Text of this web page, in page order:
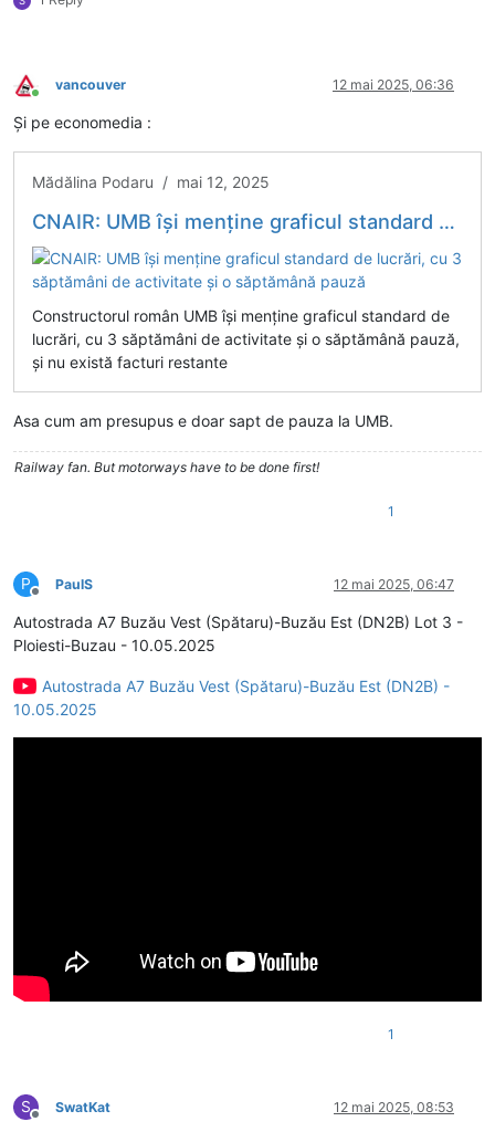
Conectat
vancouver 12 mai 2025, 06:36
Și pe economedia :
Mădălina Podaru / mai 12, 2025
CNAIR: UMB își menține graficul standard de lucrări, cu 3 săptămâni de activitate și o săptămână pauză
Constructorul român UMB își menține graficul standard de
lucrări, cu 3 săptămâni de activitate și o săptămână pauză,
și nu există facturi restante
Asa cum am presupus e doar sapt de pauza la UMB.
Railway fan. But motorways have to be done first!
1
P
Deconectat
PaulS 12 mai 2025, 06:47
Autostrada A7 Buzău Vest (Spătaru)-Buzău Est (DN2B) Lot 3 -
Ploiesti-Buzau - 10.05.2025
Autostrada A7 Buzău Vest (Spătaru)-Buzău Est (DN2B) -
10.05.2025
1
S
Deconectat
SwatKat 12 mai 2025, 08:53